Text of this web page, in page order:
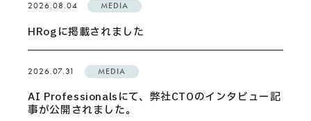
2026.08.04 MEDIA
HRogに掲載されました
2026.07.31 MEDIA
AI Professionalsにて、弊社CTOのインタビュー記
事が公開されました。